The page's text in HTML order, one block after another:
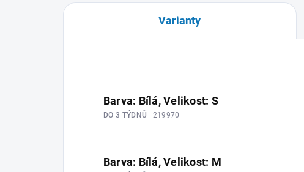
Varianty
Barva: Bílá, Velikost: S
DO 3 TÝDNŮ | 219970
Barva: Bílá, Velikost: M